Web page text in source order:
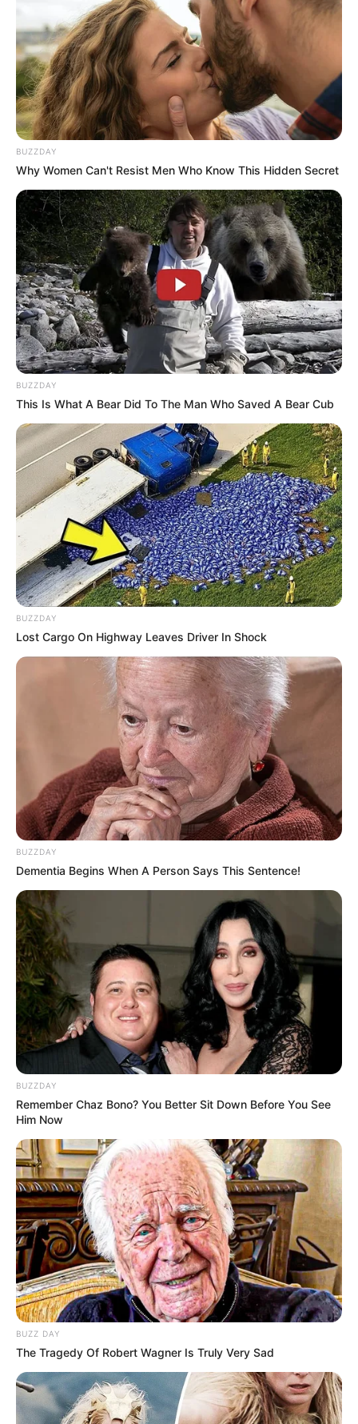
BUZZDAY
Why Women Can't Resist Men Who Know This Hidden Secret
BUZZDAY
This Is What A Bear Did To The Man Who Saved A Bear Cub
BUZZDAY
Lost Cargo On Highway Leaves Driver In Shock
BUZZDAY
Dementia Begins When A Person Says This Sentence!
BUZZDAY
Remember Chaz Bono? You Better Sit Down Before You See
Him Now
BUZZ DAY
The Tragedy Of Robert Wagner Is Truly Very Sad